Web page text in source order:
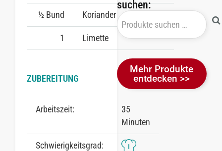
½ Bund Koriander
1 Limette
ZUBEREITUNG
Arbeitszeit:
35
Minuten
Schwierigkeitsgrad:
suchen:
Mehr Produkte
entdecken >>